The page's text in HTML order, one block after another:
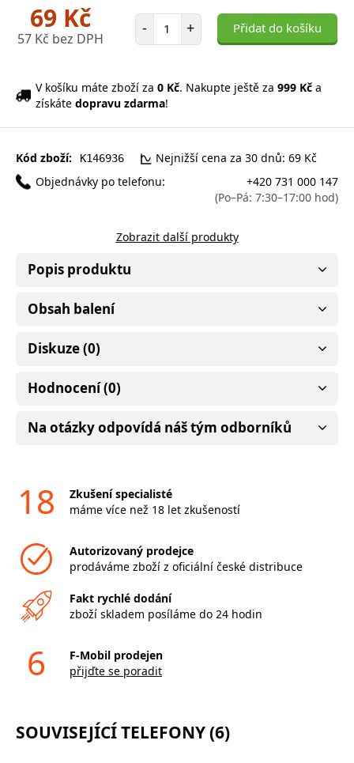
69 Kč
57 Kč bez DPH
- Počet položek
+ Přidat do košíku
V košíku máte zboží za 0 Kč. Nakupte ještě za 999 Kč a
získáte dopravu zdarma!
Kód zboží: K146936
Nejnižší cena za 30 dnů: 69 Kč
Objednávky po telefonu:
+420 731 000 147
(Po–Pá: 7:30–17:00 hod)
Zobrazit další produkty
Popis produktu
Obsah balení
Diskuze (0)
Hodnocení (0)
Na otázky odpovídá náš tým odborníků
18
Zkušení specialisté
máme více než 18 let zkušeností
Autorizovaný prodejce
prodáváme zboží z oficiální české distribuce
Fakt rychlé dodání
zboží skladem posíláme do 24 hodin
6
F-Mobil prodejen
přijďte se poradit
SOUVISEJÍCÍ TELEFONY (6)